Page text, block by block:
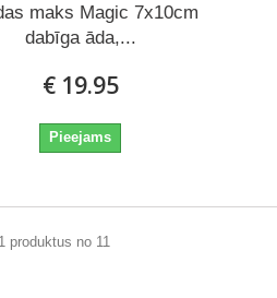
maks Magic 7x10cm
dabīga āda,...
€ 19.95
Pieejams
produktus no 11